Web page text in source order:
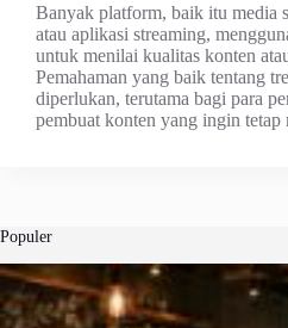
Banyak platform, baik itu media
atau aplikasi streaming,
untuk menilai kualitas konten
Pemahaman yang baik tentang
diperlukan, terutama bagi para
pembuat konten yang ingin
Populer